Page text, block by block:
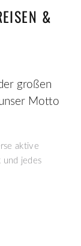
&
großen
Motto
aktive
und jedes